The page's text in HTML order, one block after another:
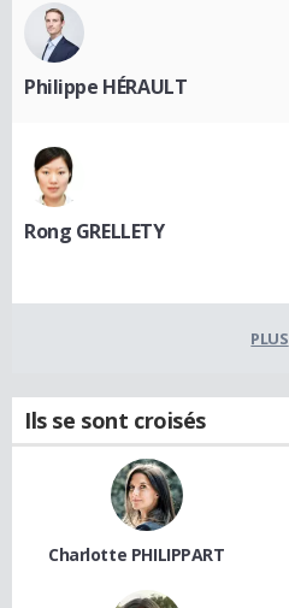
Philippe HÉRAULT
Rong GRELLETY
PLUS
Ils se sont croisés
Charlotte PHILIPPART